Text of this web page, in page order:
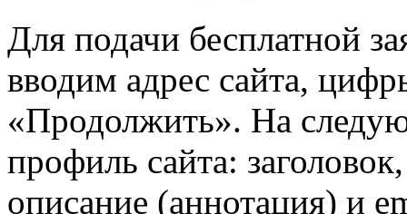
Для подачи бесплатной
вводим адрес сайта,
«Продолжить». На
профиль сайта:
описание (аннотация) и